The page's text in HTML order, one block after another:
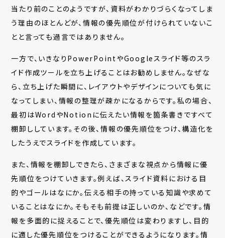
当たり前のことのようですが、資料がわかりづらくなってしま
う理由のほとんどが、情報の優先順位が付けられていないこ
とと言っても過言ではありません。
一方で、いきなりPowerPointやGoogleスライド等のスラ
イド作成ツールを立ち上げることはお勧めしません。なぜな
ら、立ち上げた瞬間に、レイアウトやデザインについても気に
なってしまい、情報の整理が疎かになるからです。私の場合、
最初はWordやNotionに伝えたい情報を箇条書きですべて
棚卸ししています。その後、情報の優先順位をつけ、構造化を
したうえでスライドを作成しています。
また、情報を棚卸しできたら、さまざまな視点から情報に優
先順位をつけていきます。例えば、スライド資料における目
的やゴールはなにか。伝える相手の持っている知識や求めて
いることはなにか。そもそも前提は正しいのか、などです。情
報を多面的に捉えることで、優先順位は変わりますし、目的
に適した優先順位をつけることができるようになります。情